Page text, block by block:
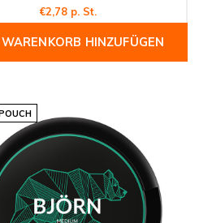
€2,78 p. St.
HINZUFÜGEN